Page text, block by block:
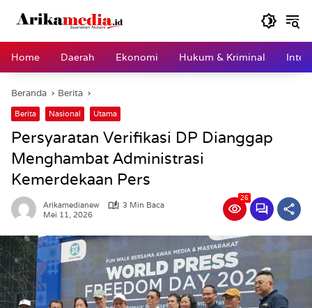
Home
Daerah Ekonomi Hukum & Kriminal
Beranda Berita
Berita Nasional Utama
Persyaratan Verifikasi DP Dianggap
Menghambat Administrasi
Kemerdekaan Pers
Arikamedianew
3 Min Baca
Mei 11, 2026
26